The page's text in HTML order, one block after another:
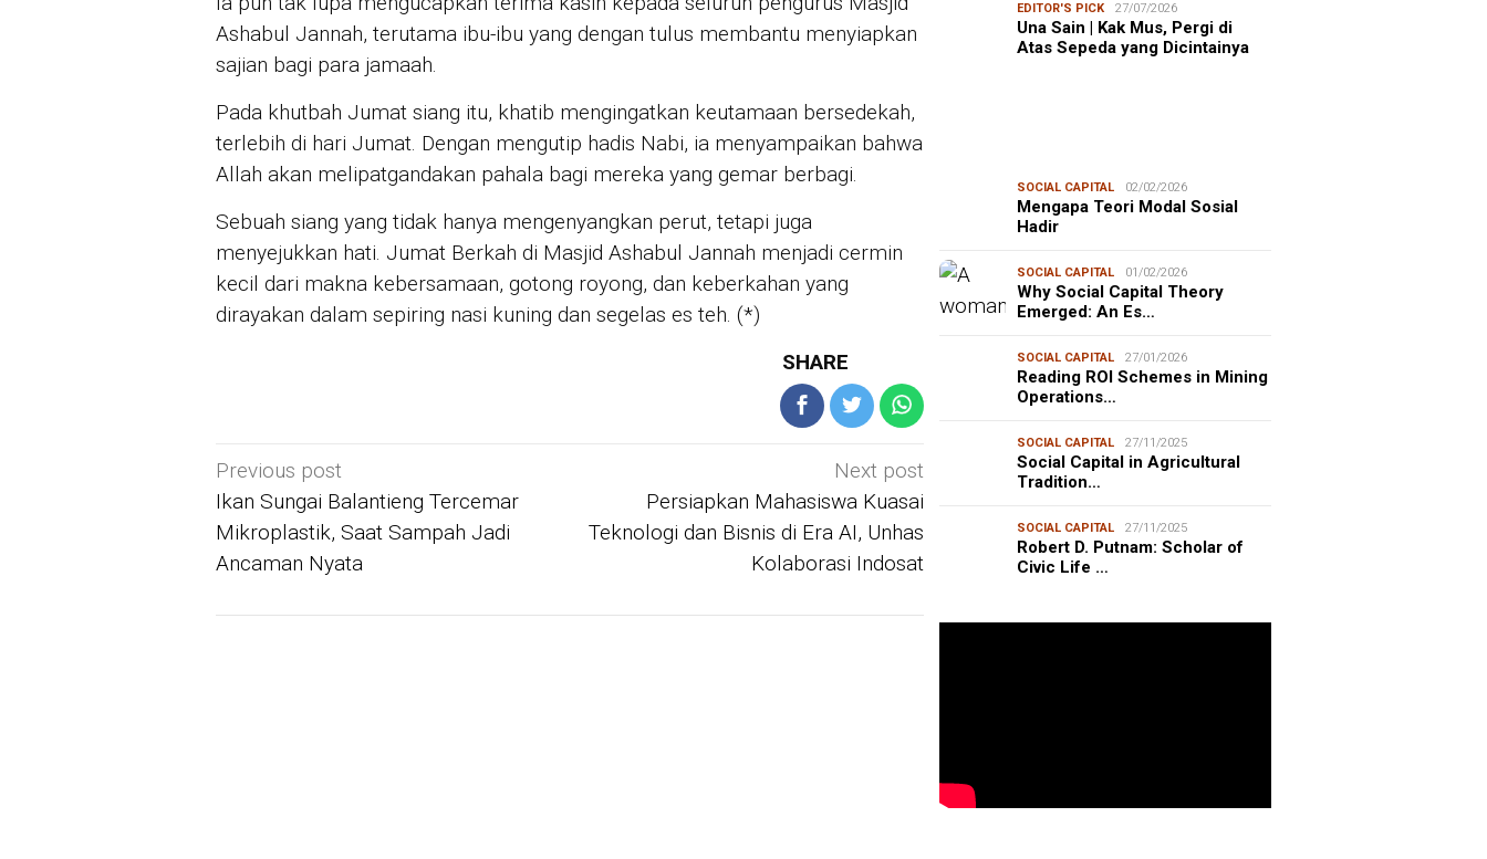
Ashabul Jannah, terutama ibu-ibu yang dengan tulus membantu menyiapkan
sajian bagi para jamaah.
Pada khutbah Jumat siang itu, khatib mengingatkan keutamaan bersedekah,
terlebih di hari Jumat. Dengan mengutip hadis Nabi, ia menyampaikan bahwa
Allah akan melipatgandakan pahala bagi mereka yang gemar berbagi.
Sebuah siang yang tidak hanya mengenyangkan perut, tetapi juga
menyejukkan hati. Jumat Berkah di Masjid Ashabul Jannah menjadi cermin
kecil dari makna kebersamaan, gotong royong, dan keberkahan yang
dirayakan dalam sepiring nasi kuning dan segelas es teh. (*)
SHARE
Post
navigation
Previous post
Ikan Sungai Balantieng Tercemar
Mikroplastik, Saat Sampah Jadi
Ancaman Nyata
Next post
Persiapkan Mahasiswa Kuasai
Teknologi dan Bisnis di Era AI, Unhas
Kolaborasi Indosat
EDITOR'S PICK 27/07/2026
Una Sain | Kak Mus, Pergi di
Atas Sepeda yang Dicintainya
SOCIAL CAPITAL 02/02/2026
Mengapa Teori Modal Sosial
Hadir
SOCIAL CAPITAL 01/02/2026
Why Social Capital Theory
Emerged: An Es…
SOCIAL CAPITAL 27/01/2026
Reading ROI Schemes in Mining
Operations…
SOCIAL CAPITAL 27/11/2025
Social Capital in Agricultural
Tradition…
SOCIAL CAPITAL 27/11/2025
Robert D. Putnam: Scholar of
Civic Life …